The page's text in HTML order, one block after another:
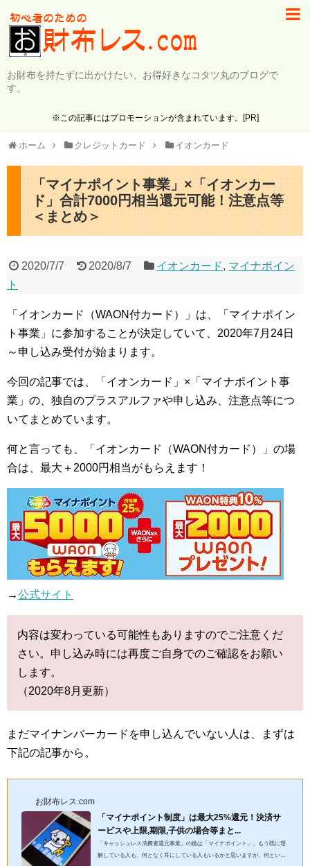
お財布を持たずに出かけたい、お得好きなコタツ丸のブログで
す。
※この記事にはプロモーションが含まれています。[PR]
ホーム クレジットカード イオンカード
「マイナポイント事業」×「イオンカー
ド」合計7000円相当還元可能！注意点等
＜まとめ＞
2020/7/7 2020/8/7 イオンカード, マイナポイン
ト
「イオンカード（WAON付カード）」は、「マイナポイン
ト事業」に参加することが決定していて、2020年7月24日
～申し込み受付が始まります。
今回の記事では、「イオンカード」×「マイナポイント事
業」の、独自のプラスアルファや申し込み、注意点等につ
いてまとめています。
何と言っても、「イオンカード（WAON付カード）」の場
合は、最大＋2000円相当がもらえます！
→公式サイト
内容は変わっている可能性もありますのでご注意くだ
さい。申し込み時には再度ご自身でのご確認をお願い
します。
（2020年8月更新）
まだマイナンバーカードを申し込んでいない人は、まずは
下記の記事から。
お財布レス.com
「マイナポイント制度」は最大25%還元！決済サ
ービスや上限,期限,子供の場合等まと...
「キャッシュレス消費者還元事業」の後は「マイナポイント」。もう既に理
解している人も、何となく耳にしている人もいるかと思いますが、何といっ